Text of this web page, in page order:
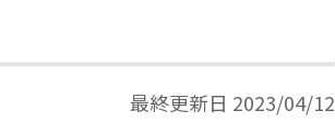
最終更新日 2023/04/12